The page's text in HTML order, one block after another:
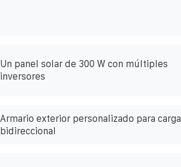
Un panel solar de 300 W con múltiples
inversores
Armario exterior personalizado para carga
bidireccional